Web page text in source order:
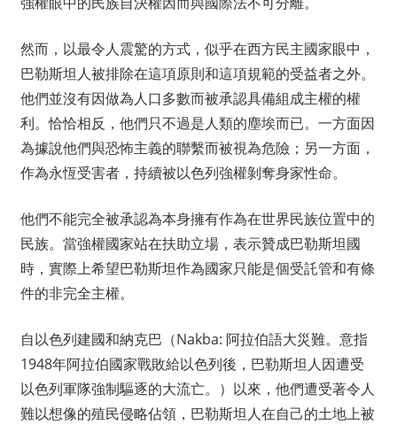
然而，以最令人震驚的方式，似乎在西方民主國家眼中，
巴勒斯坦人被排除在這項原則和這項規範的受益者之外。
他們並沒有因做為人口多數而被承認具備組成主權的權
利。恰恰相反，他們只不過是人類的塵埃而已。一方面因
為據說他們與恐怖主義的聯繫而被視為危險；另一方面，
作為永恆受害者，持續被以色列強權剝奪身家性命。
他們不能完全被承認為本身擁有作為在世界民族位置中的
民族。當強權國家站在扶助立場，表示贊成巴勒斯坦國
時，實際上希望巴勒斯坦作為國家只能是個受託管和有條
件的非完全主權。
自以色列建國和納克巴（Nakba: 阿拉伯語大災難。意指
1948年阿拉伯國家戰敗給以色列後，巴勒斯坦人因遭受
以色列軍隊強制驅逐的大流亡。）以來，他們遭受著令人
難以想像的殖民侵略佔領，巴勒斯坦人在自己的土地上被